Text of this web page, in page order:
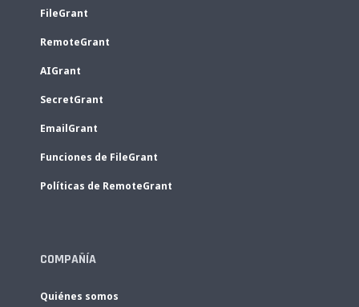
FileGrant
RemoteGrant
AIGrant
SecretGrant
EmailGrant
Funciones de FileGrant
Políticas de RemoteGrant
COMPAÑÍA
Quiénes somos